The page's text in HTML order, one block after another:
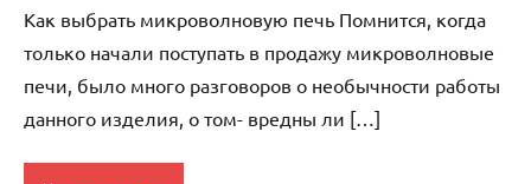
Как выбрать микроволновую печь Помнится, когда
только начали поступать в продажу микроволновые
печи, было много разговоров о необычности работы
данного изделия, о том- вредны ли […]